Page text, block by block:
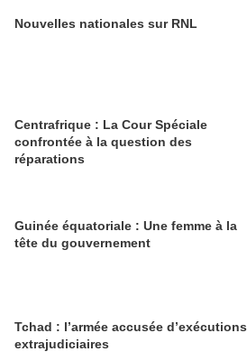
Nouvelles nationales sur RNL
Centrafrique : La Cour Spéciale
confrontée à la question des
réparations
Guinée équatoriale : Une femme à la
tête du gouvernement
Tchad : l’armée accusée d’exécutions
extrajudiciaires